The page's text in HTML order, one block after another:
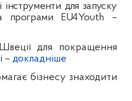
для запуску
програми EU4Youth –
для покращення
– докладніше
бізнесу знаходити